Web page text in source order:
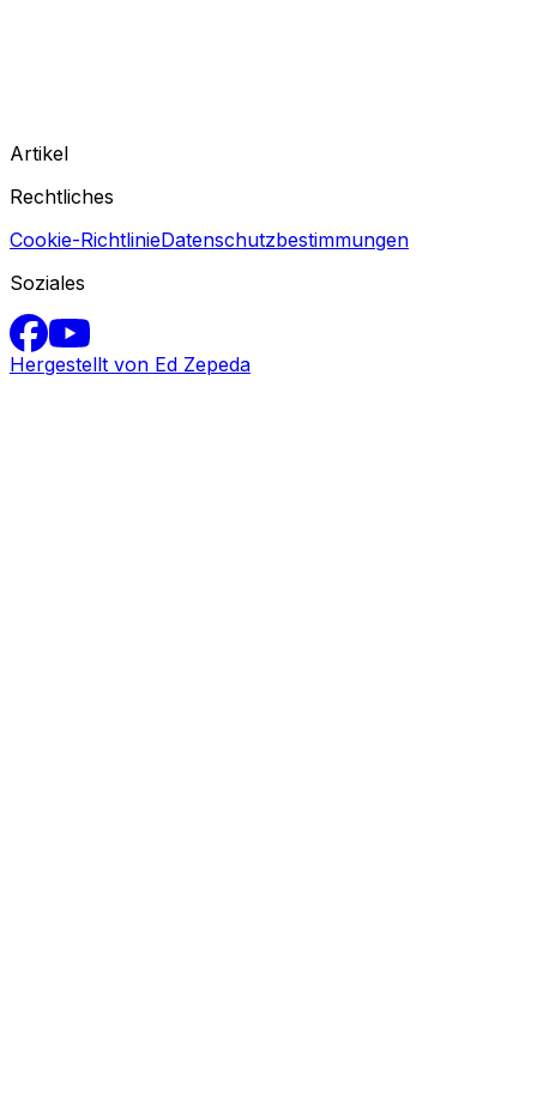
Artikel
Rechtliches
Cookie-RichtlinieDatenschutzbestimmungen
Soziales
Hergestellt von Ed Zepeda